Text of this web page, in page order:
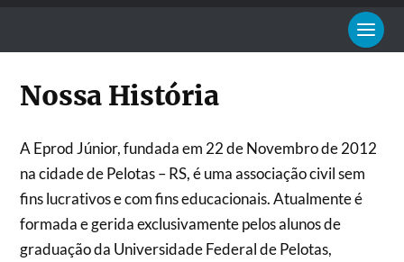
Nossa História
A Eprod Júnior, fundada em 22 de Novembro de 2012
na cidade de Pelotas – RS, é uma associação civil sem
fins lucrativos e com fins educacionais. Atualmente é
formada e gerida exclusivamente pelos alunos de
graduação da Universidade Federal de Pelotas,